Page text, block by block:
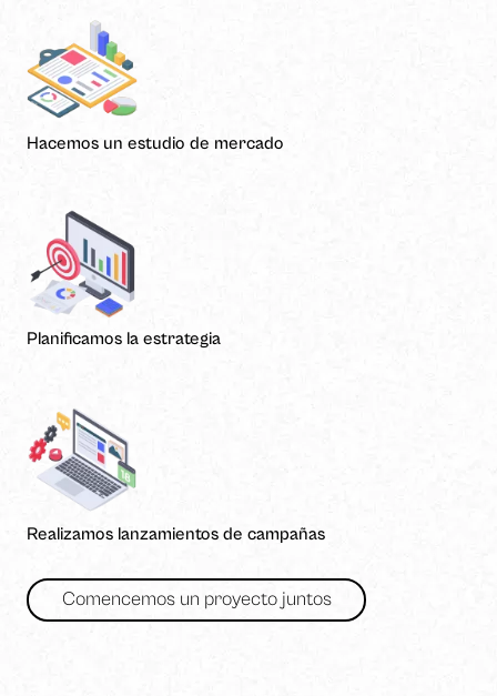
Hacemos un estudio de mercado
Planificamos la estrategia
Realizamos lanzamientos de campañas
Comencemos un proyecto juntos